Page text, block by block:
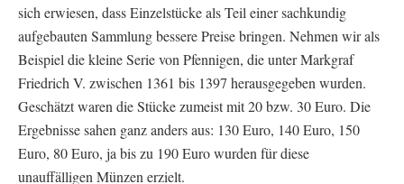
sich erwiesen, dass Einzelstücke als Teil einer sachkundig
aufgebauten Sammlung bessere Preise bringen. Nehmen wir als
Beispiel die kleine Serie von Pfennigen, die unter Markgraf
Friedrich V. zwischen 1361 bis 1397 herausgegeben wurden.
Geschätzt waren die Stücke zumeist mit 20 bzw. 30 Euro. Die
Ergebnisse sahen ganz anders aus: 130 Euro, 140 Euro, 150
Euro, 80 Euro, ja bis zu 190 Euro wurden für diese
unauffälligen Münzen erzielt.